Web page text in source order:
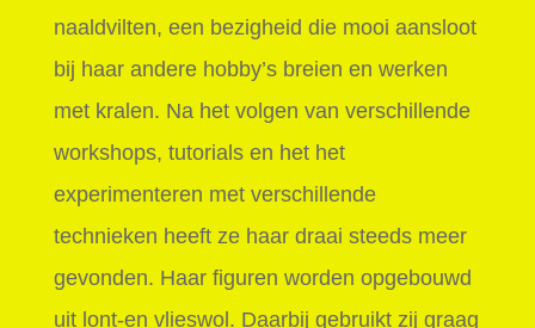
naaldvilten, een bezigheid die mooi aansloot
bij haar andere hobby’s breien en werken
met kralen. Na het volgen van verschillende
workshops, tutorials en het het
experimenteren met verschillende
technieken heeft ze haar draai steeds meer
gevonden. Haar figuren worden opgebouwd
uit lont-en vlieswol. Daarbij gebruikt zij graag